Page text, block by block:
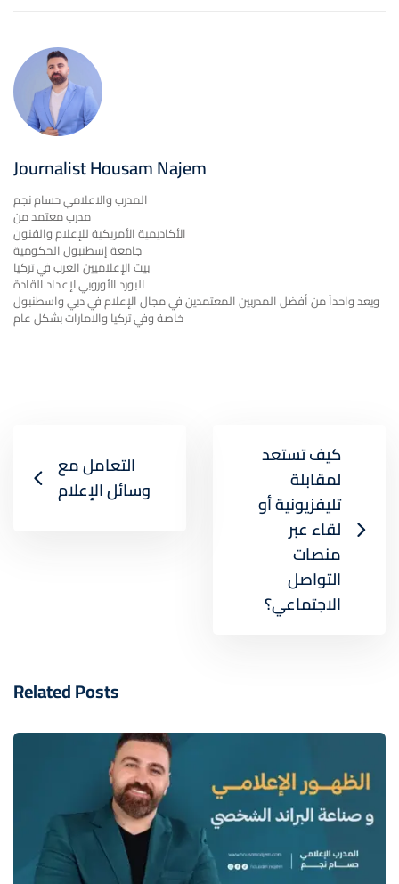
Journalist Housam Najem
المدرب والاعلامي حسام نجم
الأكاديمية الأمريكية للإعلام والفنون
جامعة إسطنبول الحكومية
بيت الإعلاميين العرب في تركيا
البورد الأوروبي لإعداد القادة
ويعد واحداً من أفضل المدربين المعتمدين في مجال الإعلام في دبي واسطنبول
خاصة وفي تركيا والامارات بشكل عام
التعامل مع
وسائل الإعلام
كيف تستعد
لمقابلة
تليفزيونية أو
لقاء عبر
منصات
التواصل
الاجتماعي؟
Related Posts